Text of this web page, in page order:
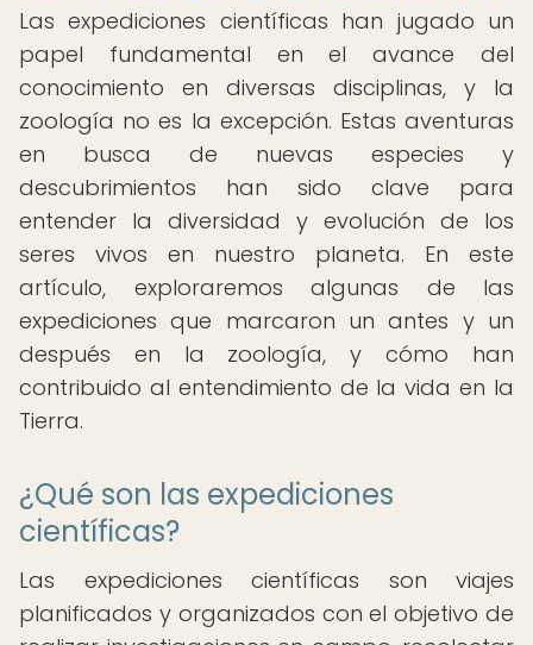
Las expediciones científicas han jugado un
papel fundamental en el avance del
conocimiento en diversas disciplinas, y la
zoología no es la excepción. Estas aventuras
en busca de nuevas especies y
descubrimientos han sido clave para
entender la diversidad y evolución de los
seres vivos en nuestro planeta. En este
artículo, exploraremos algunas de las
expediciones que marcaron un antes y un
después en la zoología, y cómo han
contribuido al entendimiento de la vida en la
Tierra.
¿Qué son las expediciones
científicas?
Las expediciones científicas son viajes
planificados y organizados con el objetivo de